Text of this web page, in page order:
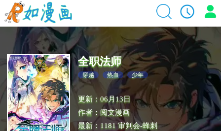
全职法师
穿越 热血 少年
更新：06月13日
作者：阅文漫画
最新：1181 审判会-蜂刺